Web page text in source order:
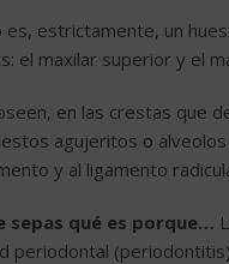
es, estrictamente, un
el maxilar superior y el
en las crestas que
agujeritos o
y al ligamento
sepas qué es porque…
periodontal